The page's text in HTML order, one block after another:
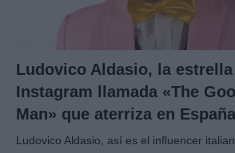
Ludovico Aldasio, la
Instagram llamada «The
Man» que aterriza en España
Ludovico Aldasio, así es el influencer